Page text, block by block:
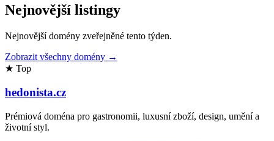
Nejnovější listingy
Nejnovější domény zveřejněné tento týden.
Zobrazit všechny domény →
★ Top
hedonista.cz
Prémiová doména pro gastronomii, luxusní zboží, design, umění a
životní styl.